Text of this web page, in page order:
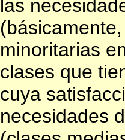
las
minoritarias
clases que
cuya
necesidades